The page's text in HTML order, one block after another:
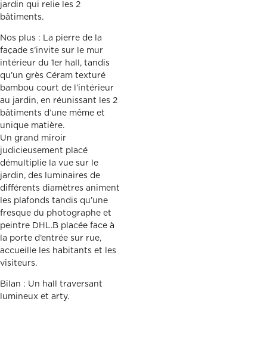
jardin qui relie les 2
bâtiments.
Nos plus : La pierre de la
façade s’invite sur le mur
intérieur du 1er hall, tandis
qu’un grès Céram texturé
bambou court de l’intérieur
au jardin, en réunissant les 2
bâtiments d’une même et
unique matière.
Un grand miroir
judicieusement placé
démultiplie la vue sur le
jardin, des luminaires de
différents diamètres animent
les plafonds tandis qu’une
fresque du photographe et
peintre DHL.B placée face à
la porte d’entrée sur rue,
accueille les habitants et les
visiteurs.
Bilan : Un hall traversant
lumineux et arty.